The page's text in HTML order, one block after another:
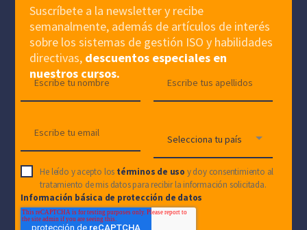
Suscríbete a la newsletter y recibe
semanalmente, además de artículos de interés
sobre los sistemas de gestión ISO y habilidades
directivas, descuentos especiales en
nuestros cursos.
He leído y acepto los términos de uso y doy consentimiento al
tratamiento de mis datos para recibir la información solicitada.
Información básica de protección de datos